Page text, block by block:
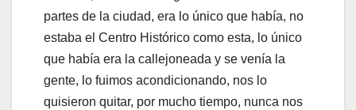
partes de la ciudad, era lo único que había, no
estaba el Centro Histórico como esta, lo único
que había era la callejoneada y se venía la
gente, lo fuimos acondicionando, nos lo
quisieron quitar, por mucho tiempo, nunca nos